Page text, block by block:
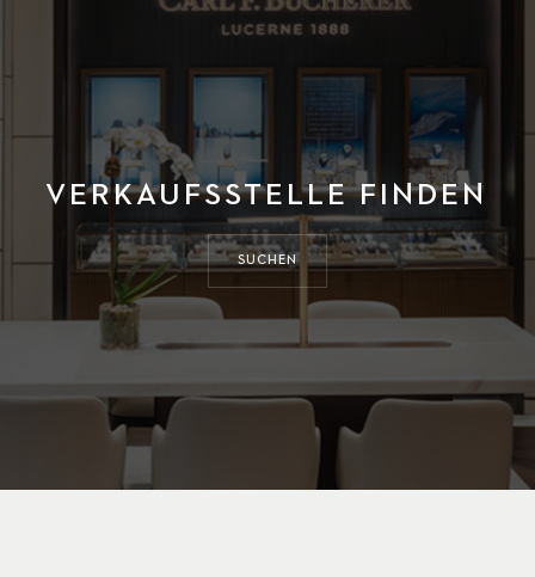
VERKAUFSSTELLE FINDEN
SUCHEN